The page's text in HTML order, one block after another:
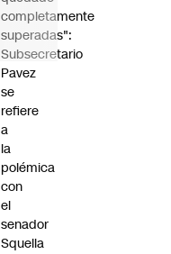
completamente
superadas":
Subsecretario
Pavez
se
refiere
a
la
polémica
con
el
senador
Squella